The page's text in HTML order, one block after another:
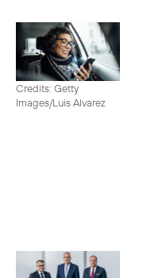
Credits: Getty
Images/Luis Alvarez